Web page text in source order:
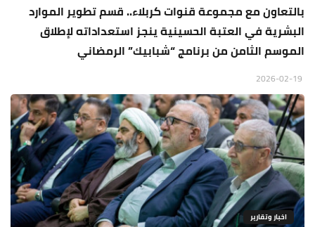
بالتعاون مع مجموعة قنوات كربلاء.. قسم تطوير الموارد
البشرية في العتبة الحسينية ينجز استعداداته لإطلاق
الموسم الثامن من برنامج “شبابيك” الرمضاني
اخبار وتقارير